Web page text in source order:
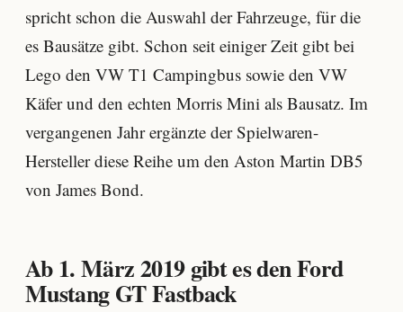
spricht schon die Auswahl der Fahrzeuge, für die
es Bausätze gibt. Schon seit einiger Zeit gibt bei
Lego den VW T1 Campingbus sowie den VW
Käfer und den echten Morris Mini als Bausatz. Im
vergangenen Jahr ergänzte der Spielwaren-
Hersteller diese Reihe um den Aston Martin DB5
von James Bond.
Ab 1. März 2019 gibt es den Ford
Mustang GT Fastback